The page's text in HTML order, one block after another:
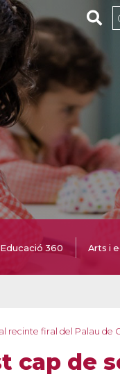
Cerca
Educació 360 Arts i
recinte firal del Palau de
cap de